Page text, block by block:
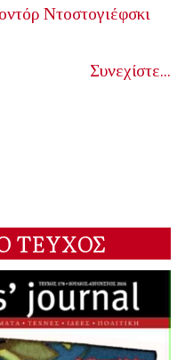
Ντοστογιέφσκι
Συνεχίστε...
ΤΕΥΧΟΣ